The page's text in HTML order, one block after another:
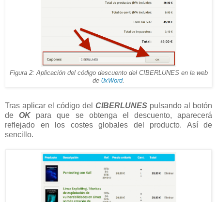
Figura 2: Aplicación del código descuento del CIBERLUNES en la web
de 0xWord.
Tras aplicar el código del CIBERLUNES pulsando al botón
deOK para que se obtenga el descuento, aparecerá
reflejado en los costes globales del producto. Así de
sencillo.